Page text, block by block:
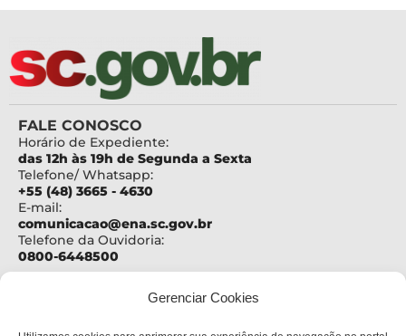
Gerenciar Cookies
FALE CONOSCO
Horário de Expediente:
das 12h às 19h de Segunda a Sexta
Telefone/ Whatsapp:
+55 (48) 3665 - 4630
E-mail:
comunicacao@ena.sc.gov.br
Telefone da Ouvidoria:
0800-6448500
Centro Administrativo Governador Casildo João